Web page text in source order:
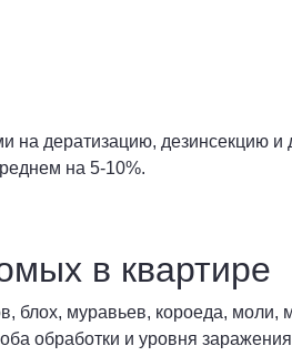
на дератизацию, дезинсекцию
на 5-10%.
в квартире
блох, муравьев, короеда,
обработки и уровня